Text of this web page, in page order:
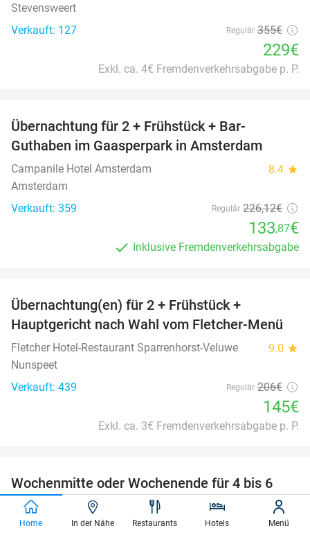
Stevensweert
Verkauft: 127
Regulär 355€
229€
Exkl. ca. 4€ Fremdenverkehrsabgabe p. P.
Übernachtung für 2 + Frühstück + Bar-
Guthaben im Gaasperpark in Amsterdam
Campanile Hotel Amsterdam 8.4 star
Amsterdam
Verkauft: 359
Regulär 226,12€
133,87€
Inklusive Fremdenverkehrsabgabe
Übernachtung(en) für 2 + Frühstück +
Hauptgericht nach Wahl vom Fletcher-Menü
Fletcher Hotel-Restaurant Sparrenhorst-Veluwe 9.0 star
Nunspeet
Verkauft: 439
Regulär 206€
145€
Exkl. ca. 3€ Fremdenverkehrsabgabe p. P.
Wochenmitte oder Wochenende für 4 bis 6
Personen in der Veluwe
Summio Parc De Berkenhorst
Home In der Nähe Restaurants Hotels Menü